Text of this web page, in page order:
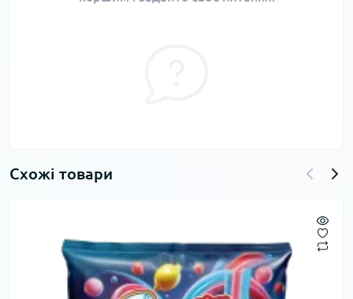
Схожі товари